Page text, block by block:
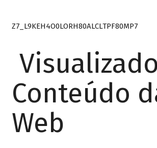
Z7_L9KEH4O0LORH80ALCLTPF80MP7
Conteúdo
Web